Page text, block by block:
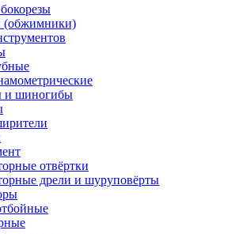
(обжимники)
и шиногибы
отвёртки
дрели и шуруповёрты